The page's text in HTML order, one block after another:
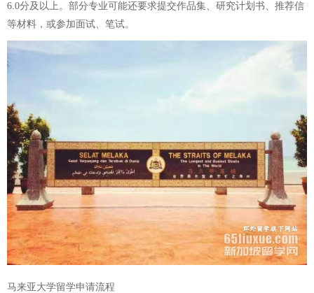
6.0分及以上。部分专业可能还要求提交作品集、研究计划书、推荐信
等材料，或参加面试、笔试。
马来亚大学留学申请流程